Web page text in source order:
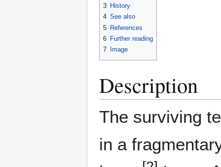
3 History
4 See also
5 References
6 Further reading
7
Image
Description
The surviving
in a